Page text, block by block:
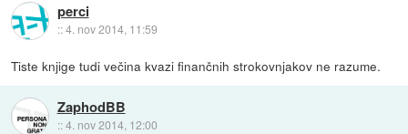
perci
::4. nov 2014, 11:59
Tiste knjige tudi večina kvazi finančnih strokovnjakov ne razume.
ZaphodBB
::4. nov 2014, 12:00